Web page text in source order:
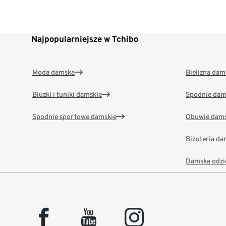
Najpopularniejsze w Tchibo
Moda damska
Bluzki i tuniki damskie
Spodnie sportowe damskie
Bielizna
Spodnie
Obuwie
Biżuteria
Damska
facebook youtube instagram